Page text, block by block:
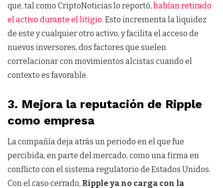
que, tal como CriptoNoticias lo reportó, habían retirado
el activo durante el litigio. Esto incrementa la liquidez
de este y cualquier otro activo, y facilita el acceso de
nuevos inversores, dos factores que suelen
correlacionar con movimientos alcistas cuando el
contexto es favorable.
3. Mejora la reputación de Ripple
como empresa
La compañía deja atrás un periodo en el que fue
percibida, en parte del mercado, como una firma en
conflicto con el sistema regulatorio de Estados Unidos.
Con el caso cerrado, Ripple ya no carga con la